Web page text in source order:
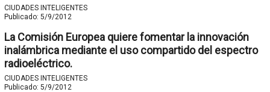
CIUDADES INTELIGENTES
Publicado: 5/9/2012
La Comisión Europea quiere fomentar la innovación
inalámbrica mediante el uso compartido del espectro
radioeléctrico.
CIUDADES INTELIGENTES
Publicado: 5/9/2012